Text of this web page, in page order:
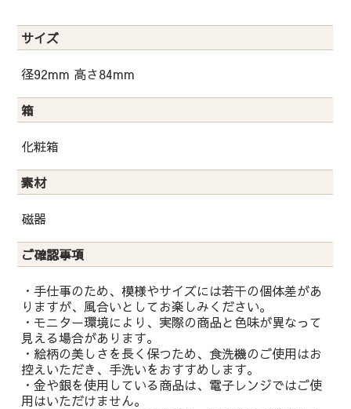
サイズ
径92mm 高さ84mm
箱
化粧箱
素材
磁器
ご確認事項
・手仕事のため、模様やサイズには若干の個体差があ
りますが、風合いとしてお楽しみください。
・モニター環境により、実際の商品と色味が異なって
見える場合があります。
・絵柄の美しさを長く保つため、食洗機のご使用はお
控えいただき、手洗いをおすすめします。
・金や銀を使用している商品は、電子レンジではご使
用はいただけません。